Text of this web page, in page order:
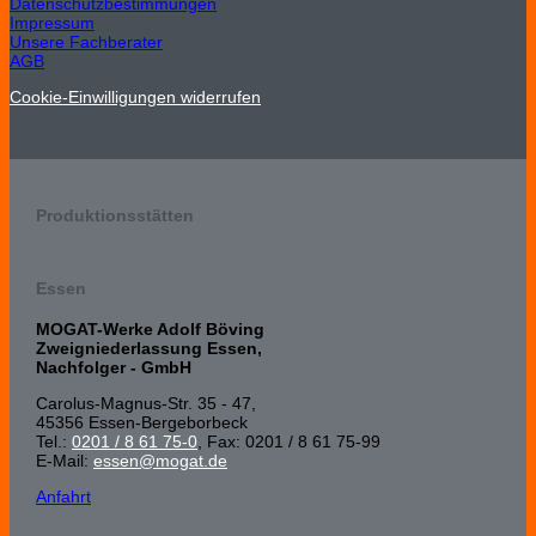
Impressum
Unsere Fachberater
AGB
Cookie-Einwilligungen widerrufen
Produktionsstätten
Essen
MOGAT-Werke Adolf Böving
Zweigniederlassung Essen,
Nachfolger - GmbH
Carolus-Magnus-Str. 35 - 47,
45356 Essen-Bergeborbeck
Tel.: 0201 / 8 61 75-0, Fax: 0201 / 8 61 75-99
E-Mail: essen@mogat.de
Anfahrt